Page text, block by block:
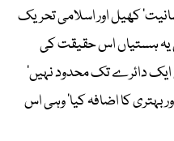
کھیل اور اسلامی تحریک
یہ ہستیاں اس حقیقت کی
دائرے تک محدود نہیں‘
بہتری کا اضافہ کیا‘ وہی اس